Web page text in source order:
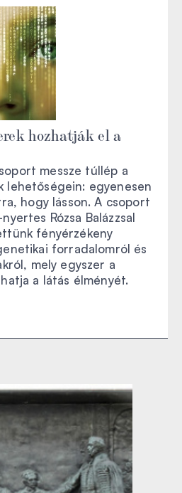
hozhatják el a
messze túllép a
lehetőségein: egyenesen
hogy lásson. A csoport
Rózsa Balázzsal
fényérzékeny
forradalomról és
mely egyszer a
a látás élményét.